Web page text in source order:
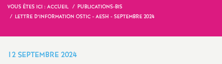
i
VOUS ÊTES ICI : ACCUEIL
PUBLICATIONS-BIS
LETTRE D’INFORMATION OSTIC - AESH - SEPTEMBRE 2024
12 SEPTEMBRE 2024